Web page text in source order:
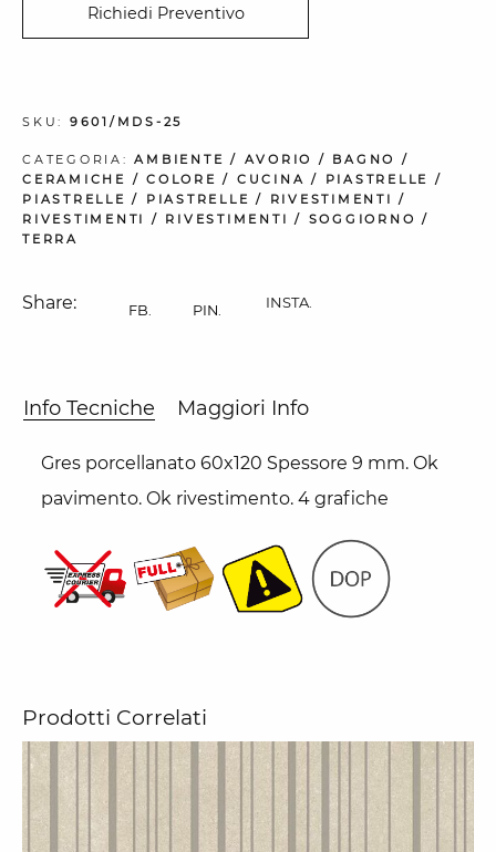
Richiedi Preventivo
SKU: 9601/MDS-25
CATEGORIA:AMBIENTE / AVORIO / BAGNO
/
CERAMICHE
/ COLORE / CUCINA / PIASTRELLE
/
PIASTRELLE / PIASTRELLE / RIVESTIMENTI /
RIVESTIMENTI
/ RIVESTIMENTI / SOGGIORNO /
TERRA
Share: FB. PIN. INSTA.
Info Tecniche Maggiori Info
Gres porcellanato 60x120 Spessore 9 mm. Ok
pavimento. Ok rivestimento. 4 grafiche
Prodotti Correlati